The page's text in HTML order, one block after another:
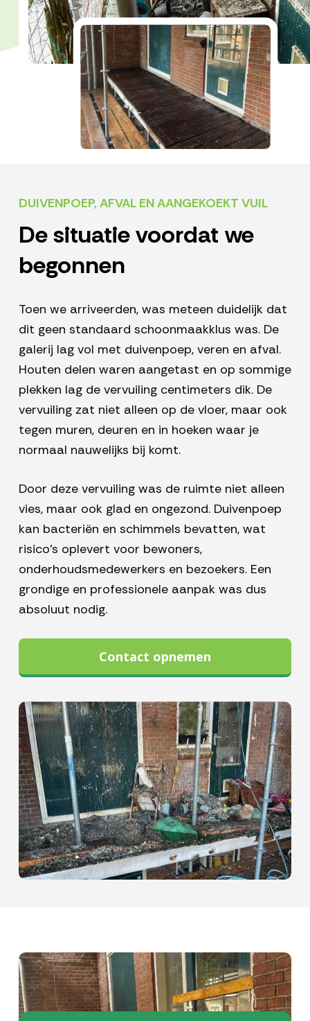
DUIVENPOEP, AFVAL EN AANGEKOEKT VUIL
De situatie voordat we
begonnen
Toen we arriveerden, was meteen duidelijk dat
dit geen standaard schoonmaakklus was. De
galerij lag vol met duivenpoep, veren en afval.
Houten delen waren aangetast en op sommige
plekken lag de vervuiling centimeters dik. De
vervuiling zat niet alleen op de vloer, maar ook
tegen muren, deuren en in hoeken waar je
normaal nauwelijks bij komt.
Door deze vervuiling was de ruimte niet alleen
vies, maar ook glad en ongezond. Duivenpoep
kan bacteriën en schimmels bevatten, wat
risico’s oplevert voor bewoners,
onderhoudsmedewerkers en bezoekers. Een
grondige en professionele aanpak was dus
absoluut nodig.
Contact opnemen